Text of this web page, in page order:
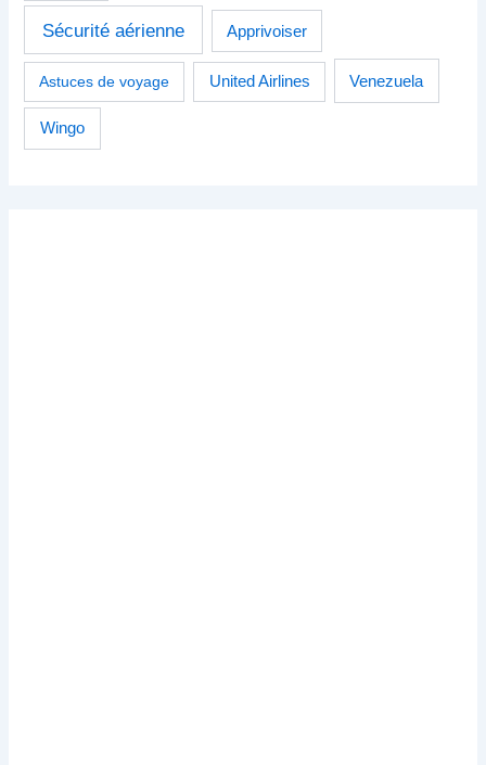
Sécurité aérienne Apprivoiser
Astuces de voyage United Airlines Venezuela
Wingo